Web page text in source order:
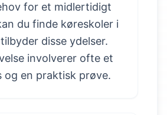
for et midlertidigt
du finde køreskoler i
disse ydelser.
involverer ofte et
og en praktisk prøve.